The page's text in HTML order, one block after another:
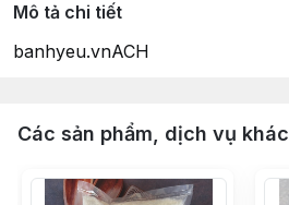
Mô tả chi tiết
banhyeu.vnACH
Các sản phẩm, dịch vụ khác